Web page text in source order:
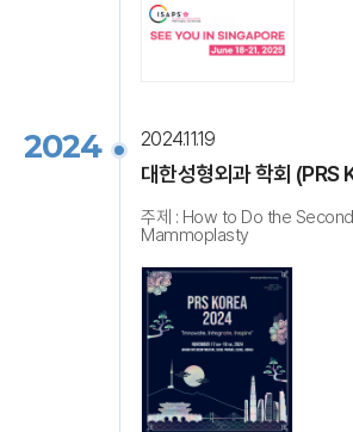
2024 2024.11.19
대한성형외과 학회 (PRS
주제 : How to Do the
Mammoplasty